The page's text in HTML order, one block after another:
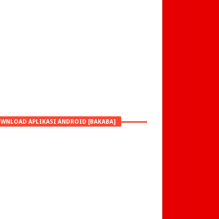
APLIKASI ANDROID [BAKABA]